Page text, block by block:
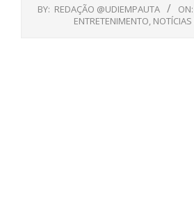
BY: REDAÇÃO @UDIEMPAUTA ON:
ENTRETENIMENTO,